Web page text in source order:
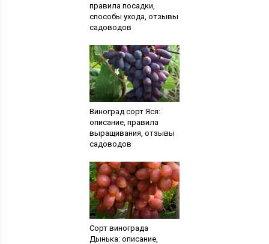
правила посадки,
способы ухода, отзывы
садоводов
Виноград сорт Яся:
описание, правила
выращивания, отзывы
садоводов
Сорт винограда
Дынька: описание,